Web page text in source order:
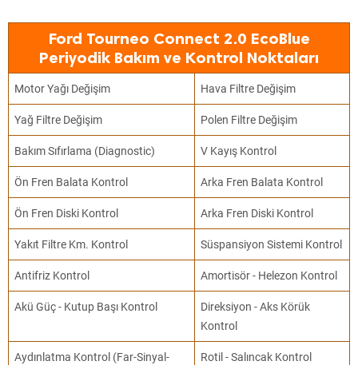
Ford Tourneo Connect 2.0 EcoBlue
Periyodik Bakım ve Kontrol Noktaları
Motor Yağı Değişim Hava Filtre Değişim
Yağ Filtre Değişim Polen Filtre Değişim
Bakım Sıfırlama (Diagnostic) V Kayış Kontrol
Ön Fren Balata Kontrol Arka Fren Balata Kontrol
Ön Fren Diski Kontrol Arka Fren Diski Kontrol
Yakıt Filtre Km. Kontrol Süspansiyon Sistemi Kontrol
Antifriz Kontrol Amortisör - Helezon Kontrol
Akü Güç - Kutup Başı Kontrol
Direksiyon - Aks Körük
Kontrol
Aydınlatma Kontrol (Far-Sinyal-
Rotil - Salıncak Kontrol